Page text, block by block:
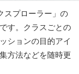
スプローラー」の
す。クラスごとの
ションの目的アイ
方法などを随時更